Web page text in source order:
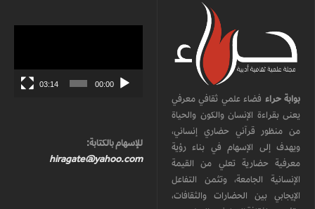
بوابة حراء فضاء علمي ثقافي معرفي
يعنى بقراءة الإنسان والكون والحياة
من منظور قرآني حضاري إنساني،
ويهدف إلى الإسهام في بناء رؤية
معرفية حضارية تعلي من القيمة
الإنسانية الجامعة، وتثمن التفاعل
الإيجابي بين الحضارات والثقافات،
00:00
03:14
للإسهام بالكتابة:
hiragate@yahoo.com